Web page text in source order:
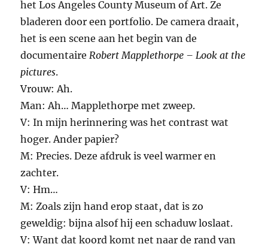
het Los Angeles County Museum of Art. Ze
bladeren door een portfolio. De camera draait,
het is een scene aan het begin van de
documentaireRobert Mapplethorpe – Look at the
pictures.
Vrouw: Ah.
Man: Ah… Mapplethorpe met zweep.
V: In mijn herinnering was het contrast wat
hoger. Ander papier?
M: Precies. Deze afdruk is veel warmer en
zachter.
V: Hm…
M: Zoals zijn hand erop staat, dat is zo
geweldig: bijna alsof hij een schaduw loslaat.
V: Want dat koord komt net naar de rand van